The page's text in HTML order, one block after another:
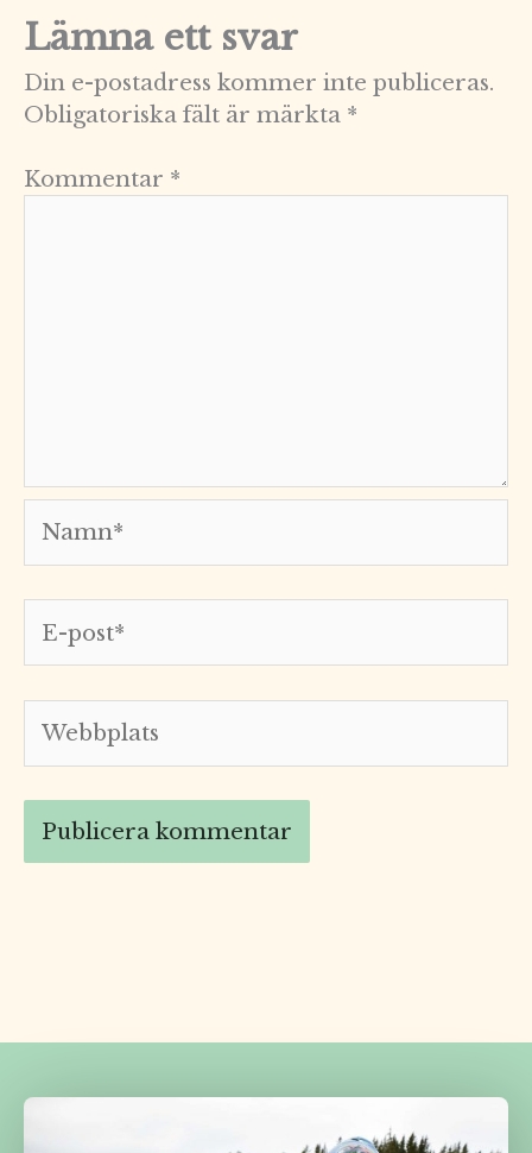
Lämna ett svar
Din e-postadress kommer inte publiceras.
Obligatoriska fält är märkta *
Kommentar *
post*
Webbplats